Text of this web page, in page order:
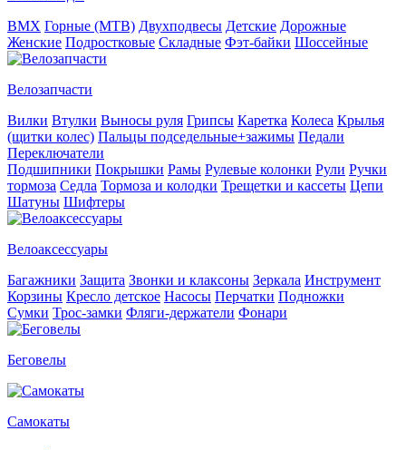
BMX Горные (MTB) Двухподвесы Детские Дорожные
Женские Подростковые Складные Фэт-байки Шоссейные
Велозапчасти
Вилки Втулки Выносы руля Грипсы Каретка Колеса Крылья
(щитки колес) Пальцы подседельные+зажимы Педали
Переключатели
Подшипники Покрышки Рамы Рулевые колонки Рули Ручки
тормоза Седла Тормоза и колодки Трещетки и кассеты Цепи
Шатуны Шифтеры
Велоаксессуары
Багажники Защита Звонки и клаксоны Зеркала Инструмент
Корзины Кресло детское Насосы Перчатки Подножки
Сумки Трос-замки Фляги-держатели Фонари
Беговелы
Самокаты